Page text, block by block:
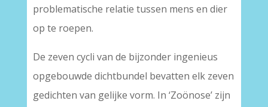
problematische relatie tussen mens en dier
op te roepen.
De zeven cycli van de bijzonder ingenieus
opgebouwde dichtbundel bevatten elk zeven
gedichten van gelijke vorm. In ‘Zoönose’ zijn